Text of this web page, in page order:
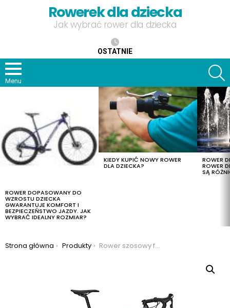
Rowerek dla dziecka
Jak wybrać rower dla dziecka
OSTATNIE
Menu
ROWER DOPASOWANY DO
WZROSTU DZIECKA
GWARANTUJE KOMFORT I
BEZPIECZEŃSTWO JAZDY. JAK
WYBRAĆ IDEALNY ROZMIAR?
KIEDY KUPIĆ NOWY ROWER
DLA DZIECKA?
ROWER
ROWER
SĄ
Jesteś tutaj:
Strona główna Produkty Rower szosowy focus izalco race 105 2018